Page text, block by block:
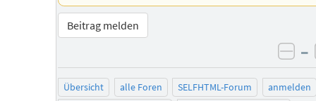
Beitrag melden
–
Übersicht alle Foren SELFHTML-Forum
anmelden